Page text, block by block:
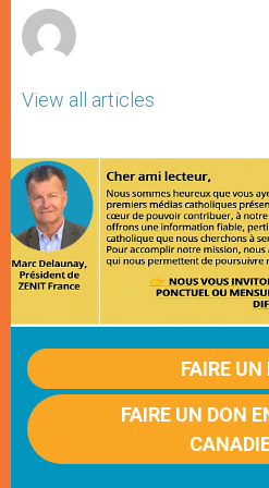
View all articles
FAIRE UN
FAIRE UN DON